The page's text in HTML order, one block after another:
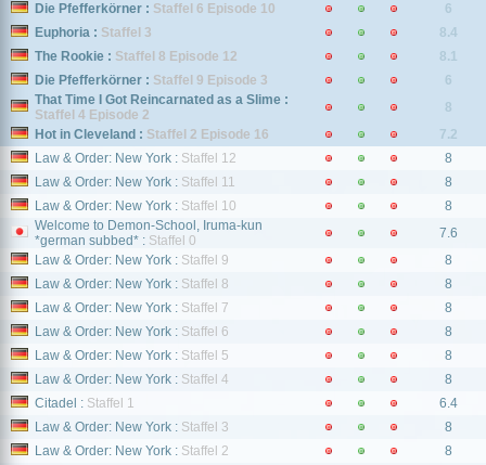
Die Pfefferkörner : Staffel 6 Episode 10
6
Euphoria : Staffel 3
8.4
The Rookie : Staffel 8 Episode 12
8.1
Die Pfefferkörner : Staffel 9 Episode 3
6
That Time I Got Reincarnated as a Slime :
Staffel 4 Episode 2
8
Hot in Cleveland : Staffel 2 Episode 16
7.2
Law & Order: New York : Staffel 12
8
Law & Order: New York : Staffel 11
8
Law & Order: New York : Staffel 10
8
Welcome to Demon-School, Iruma-kun
*german subbed* : Staffel 0
7.6
Law & Order: New York : Staffel 9
8
Law & Order: New York : Staffel 8
8
Law & Order: New York : Staffel 7
8
Law & Order: New York : Staffel 6
8
Law & Order: New York : Staffel 5
8
Law & Order: New York : Staffel 4
8
Citadel : Staffel 1
6.4
Law & Order: New York : Staffel 3
8
Law & Order: New York : Staffel 2 8